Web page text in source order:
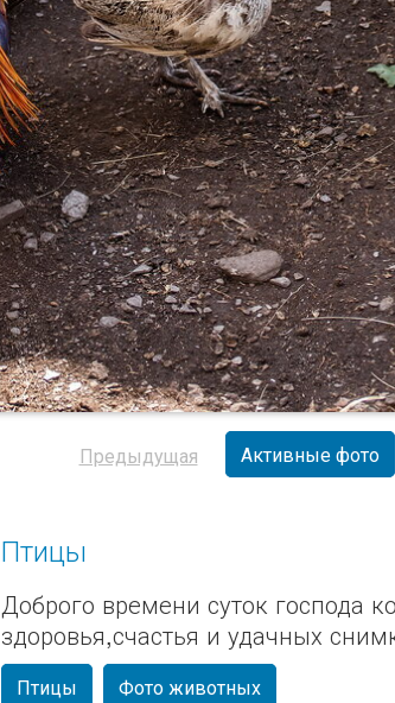
Предыдущая Активные фото
Птицы
Доброго времени суток господа
здоровья,счастья и удачных
Птицы Фото животных